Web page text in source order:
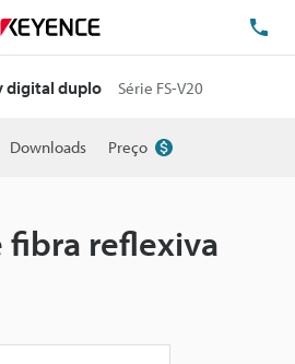
digital duplo Série FS-V20
Downloads Preço
fibra reflexiva